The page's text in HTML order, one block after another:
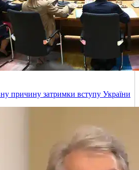
причину затримки вступу України